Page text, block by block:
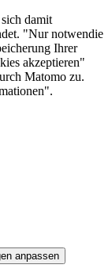
damit
"Nur notwendie
Ihrer
akzeptieren"
Matomo zu.
anpassen